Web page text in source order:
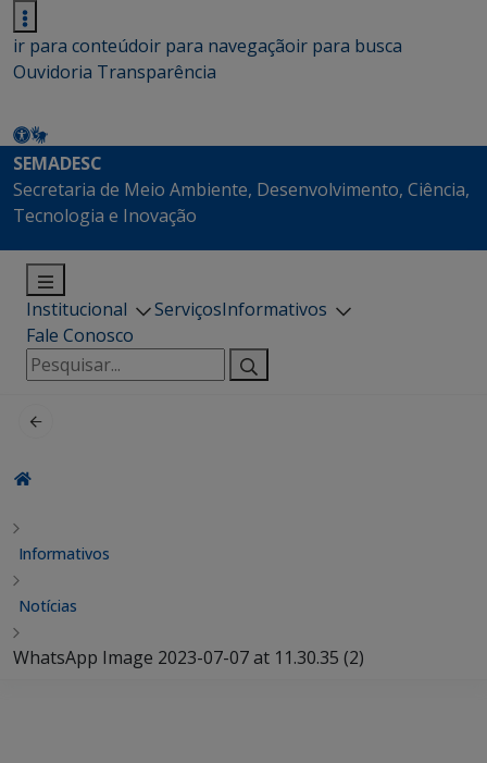
ir para conteúdoir para navegaçãoir para busca
Ouvidoria Transparência
SEMADESC
Secretaria de Meio Ambiente, Desenvolvimento, Ciência,
Tecnologia e Inovação
Institucional ServiçosInformativos
Fale Conosco
Pesquisar
por:
Informativos
Notícias
WhatsApp Image 2023-07-07 at 11.30.35 (2)